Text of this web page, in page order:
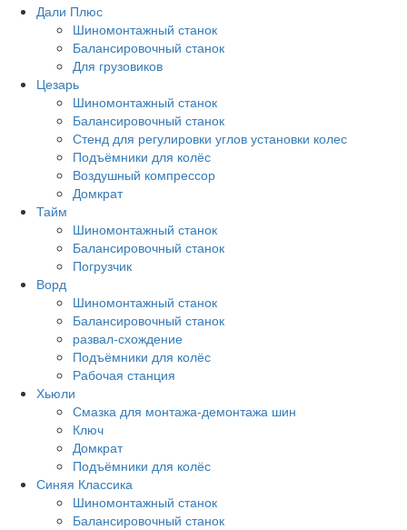
Дали Плюс
Шиномонтажный станок
Балансировочный станок
Для грузовиков
Цезарь
Шиномонтажный станок
Балансировочный станок
Стенд для регулировки углов установки колес
Подъёмники для колёс
Воздушный компрессор
Домкрат
Тайм
Шиномонтажный станок
Балансировочный станок
Погрузчик
Ворд
Шиномонтажный станок
Балансировочный станок
развал-схождение
Подъёмники для колёс
Рабочая станция
Хьюли
Смазка для монтажа-демонтажа шин
Ключ
Домкрат
Подъёмники для колёс
Синяя Классика
Шиномонтажный станок
Балансировочный станок